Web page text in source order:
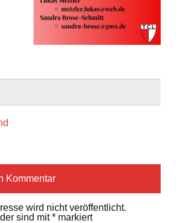
Kommentar
wird nicht veröffentlicht.
sind mit* markiert